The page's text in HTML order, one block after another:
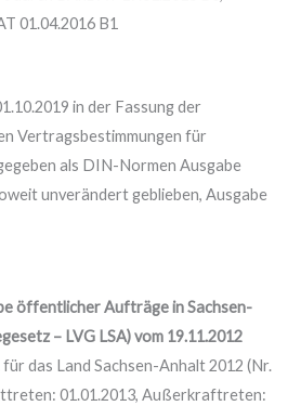
01.04.2016 B1
in der Fassung der
Vertragsbestimmungen für
als DIN-Normen Ausgabe
unverändert geblieben, Ausgabe
öffentlicher Aufträge in Sachsen-
– LVG LSA) vom 19.11.2012
das Land Sachsen-Anhalt 2012 (Nr.
01.01.2013, Außerkraftreten: